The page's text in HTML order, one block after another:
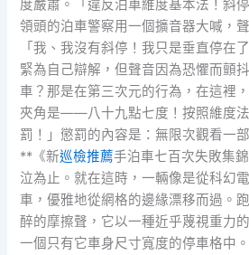
度嚴肅。「違反泊車維度基本法！斜
領頭的泊車警察用一個擴音器大喊，
「我、我沒有斜停！我只是垂直停在
緊為自己辯解，但聲音因為恐懼而顫
車？那是在第三次元的行為，在這裡
夾角是——八十九點七度！按照維度
罰！」懲罰的內容是：無限次觀看一
**《新巡檢推薦手泊車七百次失敗集
泣為止。就在這時，一輛像是從科幻
車，優雅地從網格的邊緣漂移而過。
醉的摩擦聲，它以一種近乎蔑視重力
一個只有它車身尺寸寬度的停車格中